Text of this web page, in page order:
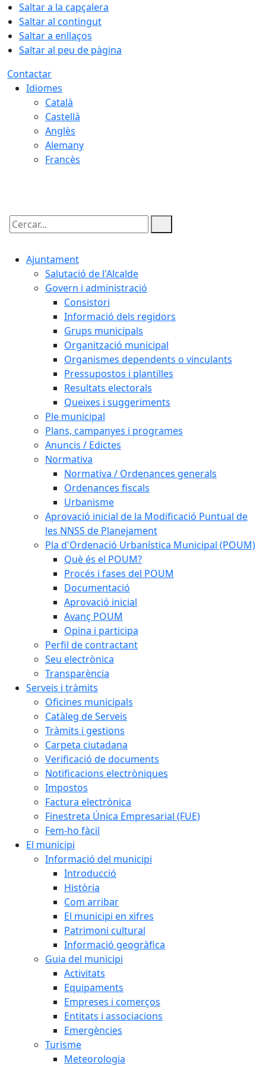
Saltar a la capçalera
Saltar al contingut
Saltar a enllaços
Saltar al peu de pàgina
Contactar
Idiomes
Català
Castellà
Anglès
Alemany
Francès
Cercar:
Ajuntament
Salutació de l'Alcalde
Govern i administració
Consistori
Informació dels regidors
Grups municipals
Organització municipal
Organismes dependents o vinculants
Pressupostos i plantilles
Resultats electorals
Queixes i suggeriments
Ple municipal
Plans, campanyes i programes
Anuncis / Edictes
Normativa
Normativa / Ordenances generals
Ordenances fiscals
Urbanisme
Aprovació inicial de la Modificació Puntual de
les NNSS de Planejament
Pla d'Ordenació Urbanística Municipal (POUM)
Què és el POUM?
Procés i fases del POUM
Documentació
Aprovació inicial
Avanç POUM
Opina i participa
Perfil de contractant
Seu electrònica
Transparència
Serveis i tràmits
Oficines municipals
Catàleg de Serveis
Tràmits i gestions
Carpeta ciutadana
Verificació de documents
Notificacions electròniques
Impostos
Factura electrònica
Finestreta Única Empresarial (FUE)
Fem-ho fàcil
El municipi
Informació del municipi
Introducció
Història
Com arribar
El municipi en xifres
Patrimoni cultural
Informació geogràfica
Guia del municipi
Activitats
Equipaments
Empreses i comerços
Entitats i associacions
Emergències
Turisme
Meteorologia